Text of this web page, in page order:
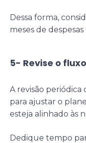
Dessa forma,
meses de
5- Revise o
A revisão periódica
para ajustar o
esteja alinhado às
Dedique tempo